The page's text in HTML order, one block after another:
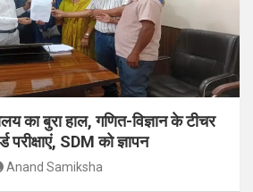
का बुरा हाल, गणित-विज्ञान के टीचर
परीक्षाएं, SDM को ज्ञापन
Anand Samiksha